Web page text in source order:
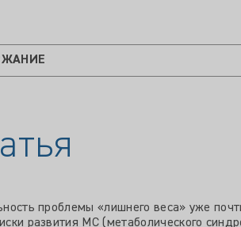
проблемы «лишнего веса» уже